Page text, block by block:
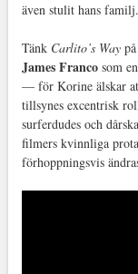
även stulit hans familj.
Tänk Carlito’s Waypå
James Francosom
— för Korine älskar
tillsynes excentrisk
surferdudes och
filmers kvinnliga
förhoppningsvis